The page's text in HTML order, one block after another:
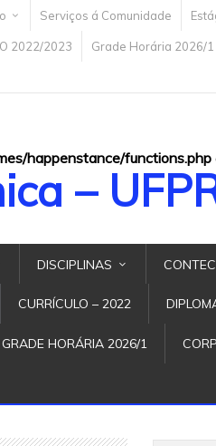
Serviços á Comunidade
2022/2023 Grade Horária 2026/1
happenstance/functions.php
–
DISCIPLINAS
CURRÍCULO – 2022
GRADE HORÁRIA 2026/1